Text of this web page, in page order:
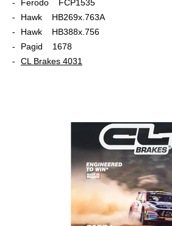
Ferodo FCP1535
Hawk HB269x.763A
Hawk HB388x.756
Pagid 1678
CL Brakes 4031